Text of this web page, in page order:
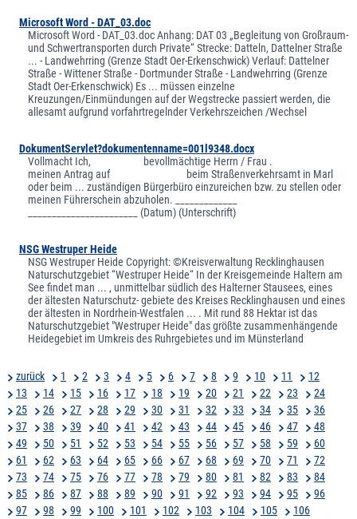
Microsoft Word - DAT_03.doc
Microsoft Word - DAT_03.doc Anhang: DAT 03 „Begleitung von Großraum-
und Schwertransporten durch Private“ Strecke: Datteln, Dattelner Straße
... - Landwehrring (Grenze Stadt Oer-Erkenschwick) Verlauf: Dattelner
Straße - Wittener Straße - Dortmunder Straße - Landwehrring (Grenze
Stadt Oer-Erkenschwick) Es ... müssen einzelne
Kreuzungen/Einmündungen auf der Wegstrecke passiert werden, die
allesamt aufgrund vorfahrtregelnder Verkehrszeichen /Wechsel
DokumentServlet?dokumentenname=001l9348.docx
Vollmacht Ich, bevollmächtige Herrn / Frau .
meinen Antrag auf beim Straßenverkehrsamt in Marl
oder beim ... zuständigen Bürgerbüro einzureichen bzw. zu stellen oder
meinen Führerschein abzuholen. _____________
_______________________ (Datum) (Unterschrift)
NSG Westruper Heide
NSG Westruper Heide Copyright: ©Kreisverwaltung Recklinghausen
Naturschutzgebiet “Westruper Heide“ In der Kreisgemeinde Haltern am
See findet man ... , unmittelbar südlich des Halterner Stausees, eines
der ältesten Naturschutz- gebiete des Kreises Recklinghausen und eines
der ältesten in Nordrhein-Westfalen ... . Mit rund 88 Hektar ist das
Naturschutzgebiet "Westruper Heide" das größte zusammenhängende
Heidegebiet im Umkreis des Ruhrgebietes und im Münsterland
zurück 1 2 3 4 5 6 7 8 9 10 11
12
13
14 15 16 17 18 19 20 21 22 23
24
25
26 27 28 29 30 31 32 33 34 35
36
37
38 39 40 41 42 43 44 45 46 47
48
49
50 51 52 53 54 55 56 57 58 59
60
61
62 63 64 65 66 67 68 69 70 71
72
73
74 75 76 77 78 79 80 81 82 83
84
85
86 87 88 89 90 91 92 93 94 95
96
97
98 99 100 101 102 103 104 105
106